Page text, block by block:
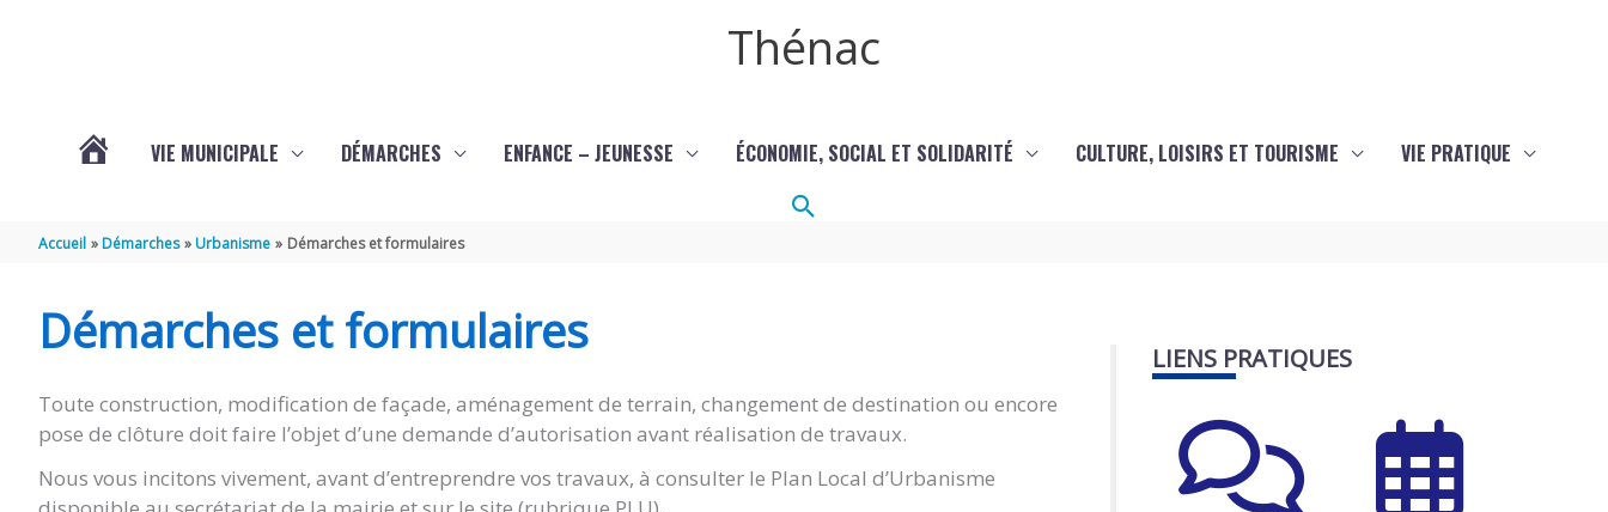
Thénac
THÉNAC
VIE MUNICIPALE DÉMARCHES ENFANCE – JEUNESSE ÉCONOMIE, SOCIAL ET SOLIDARITÉ CULTURE, LOISIRS ET TOURISME VIE PRATIQUE
Rechercher
Accueil Démarches Urbanisme Démarches et formulaires
Démarches et formulaires
Toute construction, modification de façade, aménagement de terrain, changement de destination ou encore
pose de clôture doit faire l’objet d’une demande d’autorisation avant réalisation de travaux.
Nous vous incitons vivement, avant d’entreprendre vos travaux, à consulter le Plan Local d’Urbanisme
LIENS PRATIQUES